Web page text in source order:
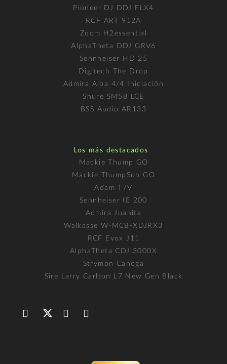
Pioneer DJ DDJ FLX4
RCF ART 912A
Zoom H2essential
AlphaTheta DDJ GRV6
Sennheiser HD 25
Digitech The Drop
Admira Alba 4/4 Iniciación
Shure SM58 LCE
BSS Audio AR133
Los más destacados
Mackie Thump GO
Mackie ThumpSub GO
Adam T7V
Sennheiser IE 200
Admira Juanita
Walkasse W-MCB-XDJRX3
RCF Evox J11
AlphaTheta CDJ 3000X
Strymon Canoga
Sire Larry Carlton L7 New Gen Black